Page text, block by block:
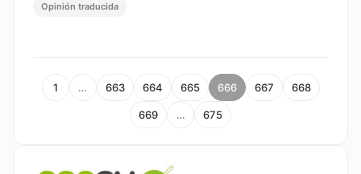
Opinión traducida
1 … 663 664 665 666 667 668
669 … 675